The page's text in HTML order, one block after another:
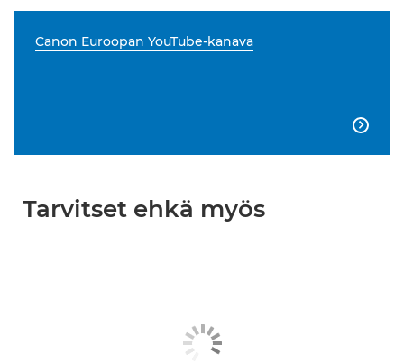
Canon Euroopan YouTube-kanava

Tarvitset ehkä myös